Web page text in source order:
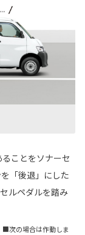
ことをソナーセ
「後退」にした
ルペダルを踏み
次の場合は作動しま